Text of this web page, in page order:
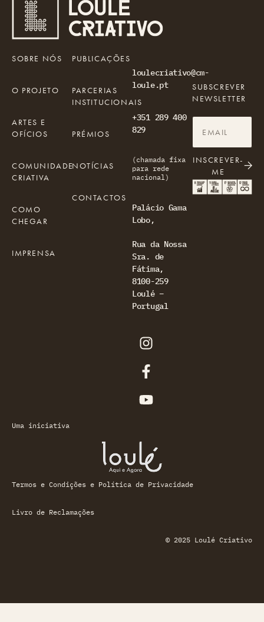
loulecriativo@cm-
loule.pt
+351 289 400
829
(chamada fixa
para rede
nacional)
Palácio Gama
Lobo,
Rua da Nossa
Sra. de
Fátima,
8100-259
Loulé –
Portugal
SOBRE NÓS
O PROJETO
ARTES E
OFÍCIOS
COMUNIDADE
CRIATIVA
COMO
CHEGAR
IMPRENSA
PUBLICAÇÕES
PARCERIAS
INSTITUCIONAIS
PRÉMIOS
NOTÍCIAS
CONTACTOS
SUBSCREVER
NEWSLETTER
INSCREVER-
ME
Uma iniciativa
Termos e Condições e Política de Privacidade
Livro de Reclamações
© 2025 Loulé Criativo